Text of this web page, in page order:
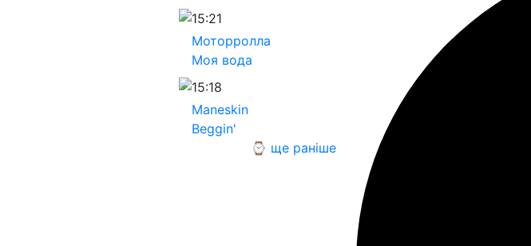
15:21
Моторролла
Моя вода
15:18
Maneskin
Beggin'
⌚ ще раніше